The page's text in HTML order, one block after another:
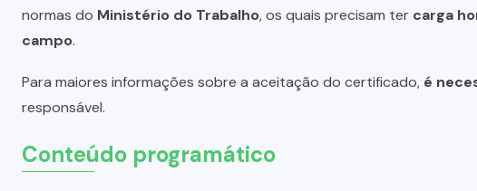
normas do Ministério do Trabalho, os quais precisam ter carga
campo.
Para maiores informações sobre a aceitação do certificado, é
responsável.
Conteúdo programático